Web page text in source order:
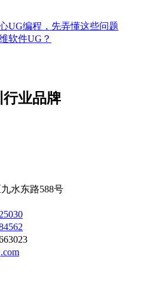
UG编程，先弄懂这些问题
软件UG？
业品牌
水东路588号